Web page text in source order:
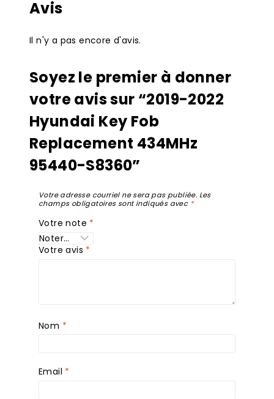
Avis
Il n'y a pas encore d'avis.
Soyez le premier à donner
votre avis sur “2019-2022
Hyundai Key Fob
Replacement 434MHz
95440-S8360”
Votre adresse courriel ne sera pas publiée. Les
champs obligatoires sont indiqués avec *
Votre note *
Votre avis *
Nom *
Email *